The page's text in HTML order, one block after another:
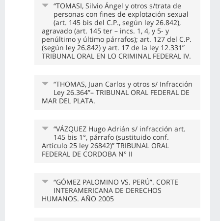
“TOMASI, Silvio Ángel y otros s/trata de
personas con fines de explotación sexual
(art. 145 bis del C.P., según ley 26.842),
agravado (art. 145 ter – incs. 1, 4, y 5- y
penúltimo y último párrafos); art. 127 del C.P.
(según ley 26.842) y art. 17 de la ley 12.331”
TRIBUNAL ORAL EN LO CRIMINAL FEDERAL IV.
“THOMAS, Juan Carlos y otros s/ Infracción
Ley 26.364”– TRIBUNAL ORAL FEDERAL DE
MAR DEL PLATA.
“VÁZQUEZ Hugo Adrián s/ infracción art.
145 bis 1°, párrafo (sustituido conf.
Artículo 25 ley 26842)” TRIBUNAL ORAL
FEDERAL DE CORDOBA N° II
“GÓMEZ PALOMINO VS. PERÚ”. CORTE
INTERAMERICANA DE DERECHOS
HUMANOS. AÑO 2005